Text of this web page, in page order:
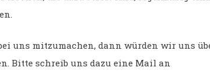
uns mitzumachen, dann würden wir uns
Bitte schreib uns dazu eine Mail an